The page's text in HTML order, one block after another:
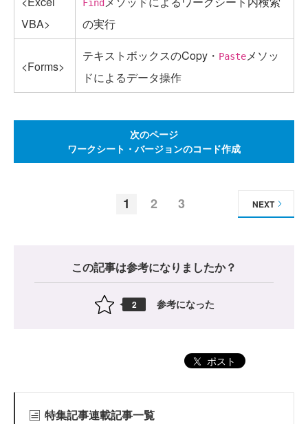
VBA>
Find
の実行
<Forms>
テキストボックスのCopy・ Pasteメソッ
ドによるデータ操作
次のページ
ワークシート・バージョンのコード作成
1 2 3 NEXT
この記事は参考になりましたか？
2 参考になった
ポスト
特集記事連載記事一覧